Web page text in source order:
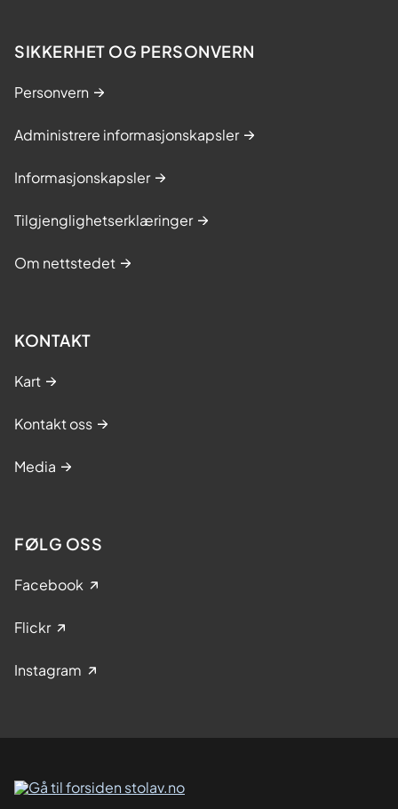
SIKKERHET OG PERSONVERN
Personvern
Administrere informasjonskapsler
Informasjonskapsler
Tilgjenglighetserklæringer
Om nettstedet
KONTAKT
Kart
Kontakt oss
Media
FØLG OSS
Facebook
Flickr
Instagram